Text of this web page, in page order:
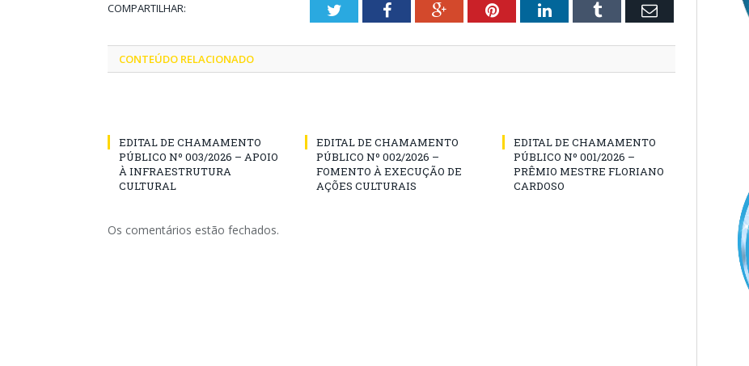
COMPARTILHAR: TwitterFacebookGoogle+PinterestLinkedInTumblr Email
CONTEÚDO RELACIONADO
EDITAL DE CHAMAMENTO
PÚBLICO Nº 003/2026 – APOIO
À INFRAESTRUTURA
CULTURAL
EDITAL DE CHAMAMENTO
PÚBLICO Nº 002/2026 –
FOMENTO À EXECUÇÃO DE
AÇÕES CULTURAIS
EDITAL DE CHAMAMENTO
PÚBLICO Nº 001/2026 –
PRÊMIO MESTRE FLORIANO
CARDOSO
Os comentários estão fechados.